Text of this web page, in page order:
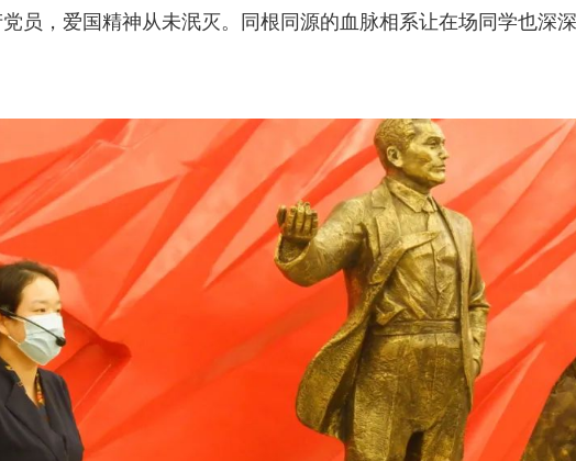
员，爱国精神从未泯灭。同根同源的血脉相系让在场同学也深